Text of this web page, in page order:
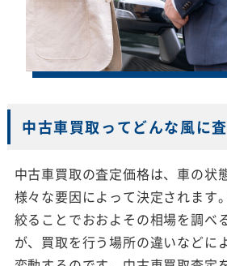
中古車買取ってどんな風に
中古車買取の査定価格は、車の状
様々な要因によって決定されます
絞ることでおおよその相場を調べ
が、買取を行う場所の違いなどに